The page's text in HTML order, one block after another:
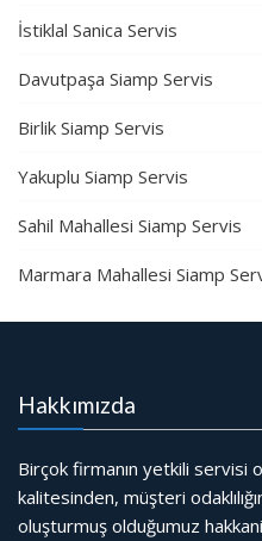
İstiklal Sanica Servis
Davutpaşa Siamp Servis
Birlik Siamp Servis
Yakuplu Siamp Servis
Sahil Mahallesi Siamp Servis
Marmara Mahallesi Siamp
Hakkımızda
Birçok firmanın yetkili servisi
kalitesinden, müşteri
oluşturmuş olduğumuz